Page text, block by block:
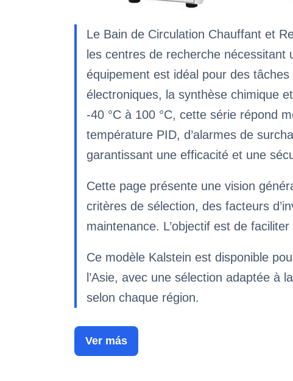
Le Bain de Circulation Chauffant et
les centres de recherche
équipement est idéal pour des
électroniques, la synthèse chimique
-40 °C à 100 °C, cette série répond
température PID, d’alarmes de
garantissant une efficacité et une
Cette page présente une vision
critères de sélection, des facteurs
maintenance. L’objectif est de
Ce modèle Kalstein est disponible
l’Asie, avec une sélection adaptée à
selon chaque région.
Ver más